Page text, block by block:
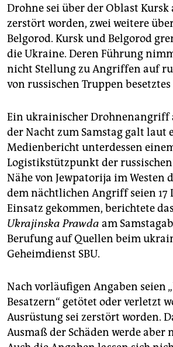
Drohne sei über der Oblast
zerstört worden, zwei weitere
Belgorod. Kursk und Belgorod
die Ukraine. Deren Führung
nicht Stellung zu Angriffen auf
von russischen Truppen besetztes
Ein ukrainischer Drohnenangriff
der Nacht zum Samstag galt laut
Medienbericht unterdessen
Logistikstützpunkt der
Nähe von Jewpatorija im Westen
dem nächtlichen Angriff seien 17
Einsatz gekommen, berichtete
Ukrajinska Prawda am
Berufung auf Quellen beim
Geheimdienst SBU.
Nach vorläufigen Angaben seien
Besatzern“ getötet oder verletzt
Ausrüstung sei zerstört worden.
Ausmaß der Schäden werde aber